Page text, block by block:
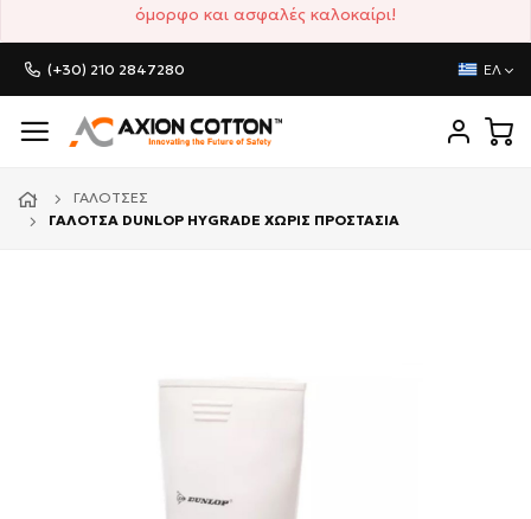
όμορφο και ασφαλές καλοκαίρι!
(+30) 210 2847280 ΕΛ
ΓΑΛΌΤΣΕΣ
ΓΑΛΟΤΣΑ DUNLOP HYGRADE ΧΩΡΙΣ ΠΡΟΣΤΑΣΙΑ